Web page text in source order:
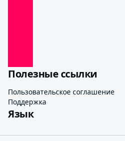
Полезные ссылки
Пользовательское соглашение
Поддержка
Язык